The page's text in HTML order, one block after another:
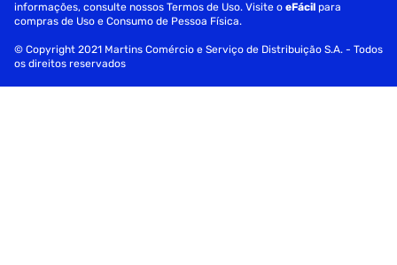
informações, consulte nossos Termos de Uso. Visite oeFácil para
compras de Uso e Consumo de Pessoa Física.
© Copyright 2021 Martins Comércio e Serviço de Distribuição S.A. - Todos
os direitos reservados